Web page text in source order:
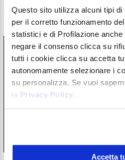
Questo sito utilizza alcuni tipi
per il corretto funzionamento
statistici e di Profilazione
negare il consenso clicca su
tutti i cookie clicca su accetta
autonomamente selezionare i
su personalizza. Se vuoi
la Privacy Policy.
Accetta
Zcash completa l’atteso
di $ZEC è ora verificata
28/07/26 18:57